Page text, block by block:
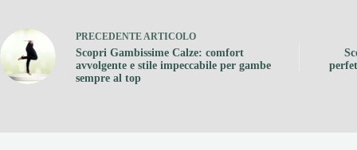
PRECEDENTEARTICOLO
Scopri Gambissime Calze: comfort
avvolgente e stile impeccabile per gambe
sempre al top